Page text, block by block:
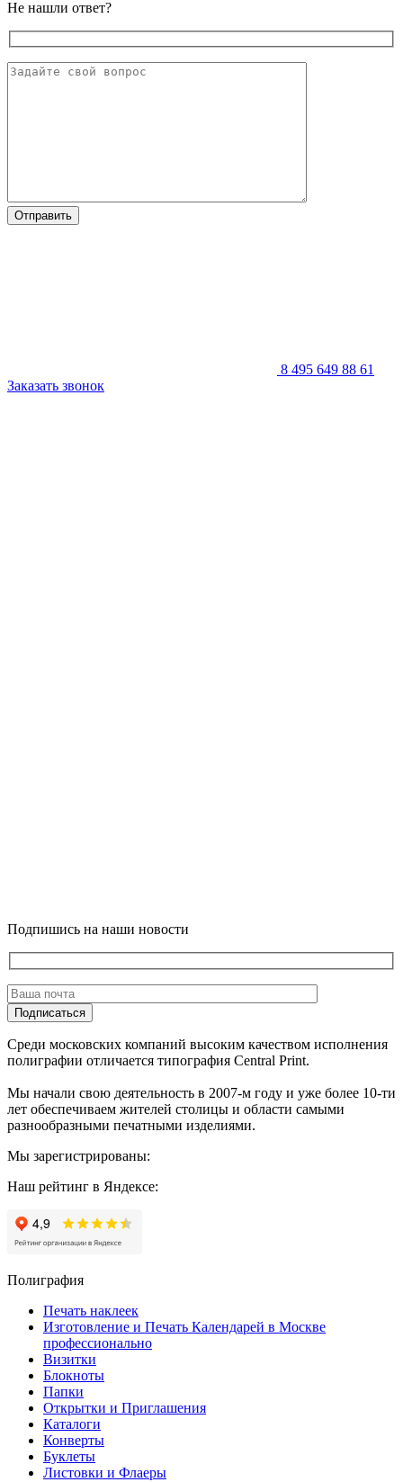
Не нашли ответ?
Отправить
8 495 649 88 61
Заказать звонок
Подпишись на наши новости
Подписаться
Среди московских компаний высоким качеством исполнения
полиграфии отличается типография Central Print.
Мы начали свою деятельность в 2007-м году и уже более 10-ти
лет обеспечиваем жителей столицы и области самыми
разнообразными печатными изделиями.
Мы зарегистрированы:
Наш рейтинг в Яндексе:
Полиграфия
Печать наклеек
Изготовление и Печать Календарей в Москве
профессионально
Визитки
Блокноты
Папки
Открытки и Приглашения
Каталоги
Конверты
Буклеты
Листовки и Флаеры